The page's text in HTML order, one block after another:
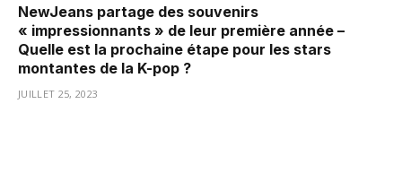
NewJeans partage des souvenirs
« impressionnants » de leur première année –
Quelle est la prochaine étape pour les stars
montantes de la K-pop ?
JUILLET 25, 2023